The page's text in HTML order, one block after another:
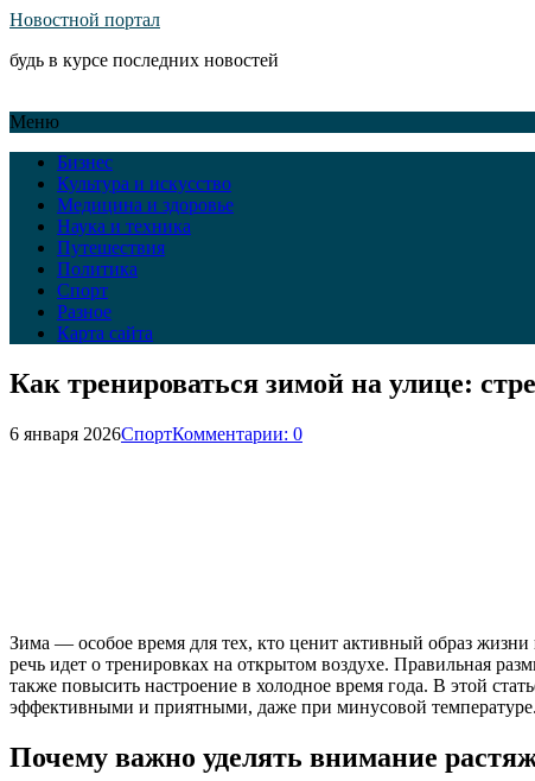
Новостной портал
будь в курсе последних новостей
Меню
Бизнес
Культура и искусство
Медицина и здоровье
Наука и техника
Путешествия
Политика
Спорт
Разное
Карта сайта
Как тренироваться зимой на улице:
6 января 2026СпортКомментарии: 0
Зима — особое время для тех, кто ценит активный образ жизни
речь идет о тренировках на открытом воздухе. Правильная
также повысить настроение в холодное время года. В этой
эффективными и приятными, даже при минусовой температуре.
Почему важно уделять внимание